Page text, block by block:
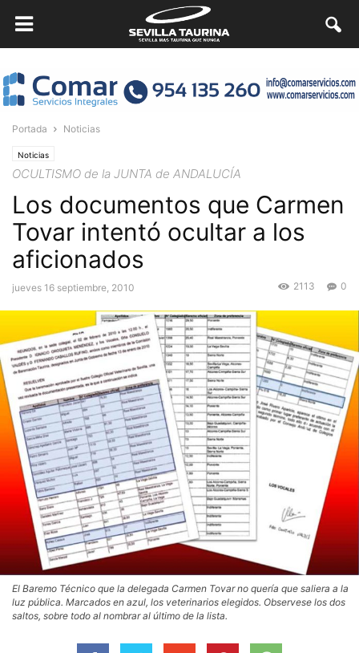
Portada Noticias
Noticias
OCULTISMO de la JUNTA de ANDALUCÍA
Los documentos que Carmen
Tovar intentó ocultar a los
aficionados
jueves 16 septiembre, 2010 0
2113
El Baremo Técnico que la delegada Carmen Tovar no quería que saliera a la
luz pública. Marcados en azul, los veterinarios elegidos. Observese los dos
saltos, sobre todo al nombrar al último de la lista.